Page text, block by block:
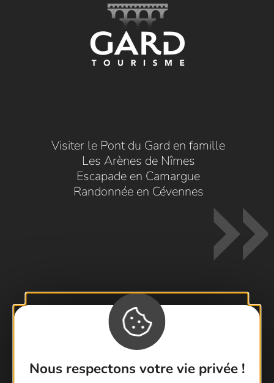
Nous respectons votre vie privée !
Visiter le Pont du Gard en famille
Les Arènes de Nîmes
Escapade en Camargue
Randonnée en Cévennes
Contactez-nous !
Foire aux questions
Brochures
Cartoguides et Topoguides